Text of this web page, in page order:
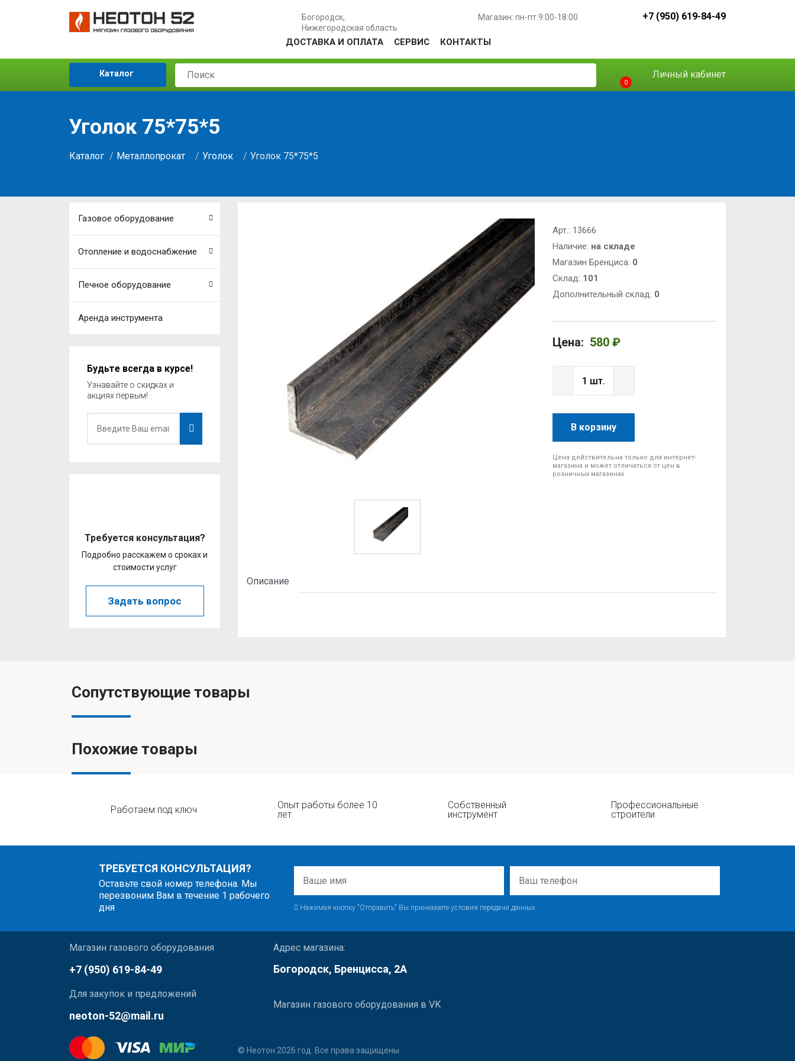
Богородск,
Нижегородская область
Магазин: пн-пт.9:00-18:00 +7 (950) 619-84-49
ДОСТАВКА И ОПЛАТА СЕРВИС КОНТАКТЫ
Каталог
0
Личный кабинет
Уголок 75*75*5
Каталог Металлопрокат Уголок Уголок 75*75*5
Газовое оборудование
Отопление и водоснабжение
Печное оборудование
Аренда инструмента
Будьте всегда в курсе!
Узнавайте о скидках и
акциях первым!
Требуется консультация?
Подробно расскажем о сроках и
стоимости услуг
Задать вопрос
Арт.: 13666
Наличие: на складе
Магазин Бренциса: 0
Cклад: 101
Дополнительный склад: 0
Цена: 580 ₽
В корзину
Цена действительна только для интернет-
магазина и может отличаться от цен в
розничных магазинах
Описание
Сопутствующие товары
Похожие товары
Работаем под ключ
Опыт работы более 10
лет
Собственный
инструмент
Профессиональные
строители
ТРЕБУЕТСЯ КОНСУЛЬТАЦИЯ?
Оставьте свой номер телефона. Мы
перезвоним Вам в течение 1 рабочего
дня
Нажимая кнопку "Отправить" Вы принимаете условия передачи данных.
Магазин газового оборудования
+7 (950) 619-84-49
Для закупок и предложений
neoton-52@mail.ru
Адрес магазина:
Богородск, Бренцисса, 2А
Магазин газового оборудования в VK
© Неотон 2026 год. Все права защищены.